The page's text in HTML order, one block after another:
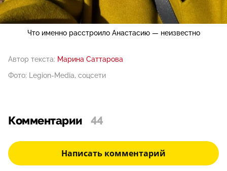
Что именно расстроило Анастасию — неизвестно
Автор текста: Марина Саттарова
Фото: Legion-Media, соцсети
Комментарии 44
Написать комментарий